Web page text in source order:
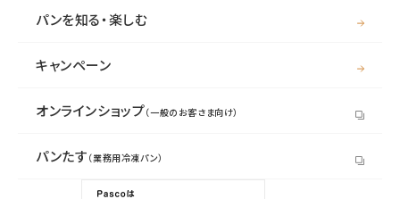
パンを知る・楽しむ
キャンペーン
オンラインショップ（一般のお客さま向け）
パンたす （業務用冷凍パン）